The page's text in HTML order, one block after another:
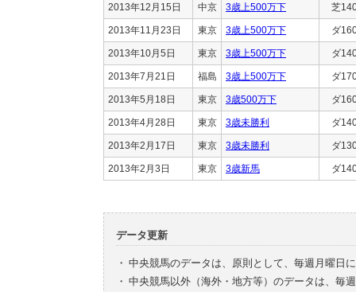
2013年12月15日 中京 3歳上500万下 芝
2013年11月23日 東京 3歳上500万下 ダ
2013年10月5日 東京 3歳上500万下 ダ
2013年7月21日 福島 3歳上500万下 ダ
2013年5月18日 東京 3歳500万下 ダ
2013年4月28日 東京 3歳未勝利 ダ
2013年2月17日 東京 3歳未勝利 ダ
2013年2月3日 東京 3歳新馬 ダ
データ更新
・ 中央競馬のデータは、原則として、毎週月曜日
・ 中央競馬以外（海外・地方等）のデータは、毎